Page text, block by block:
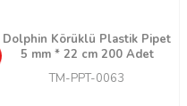
Dolphin Körüklü Plastik Pipet
5 mm * 22 cm 200 Adet
TM-PPT-0063